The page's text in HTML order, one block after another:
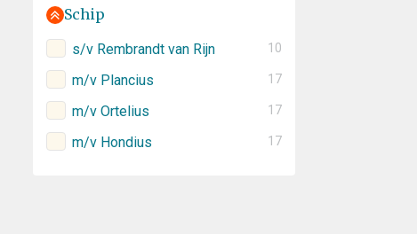
Schip
s/v Rembrandt van Rijn 10
m/v Plancius 17
m/v Ortelius 17
m/v Hondius 17